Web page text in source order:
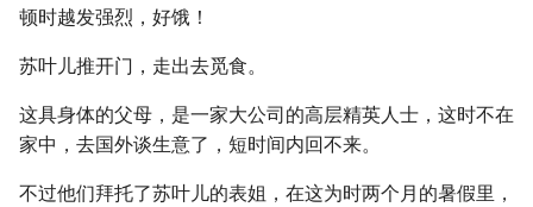
顿时越发强烈，好饿！
苏叶儿推开门，走出去觅食。
这具身体的父母，是一家大公司的高层精英人士，这时不在
家中，去国外谈生意了，短时间内回不来。
不过他们拜托了苏叶儿的表姐，在这为时两个月的暑假里，